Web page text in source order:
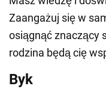
Zaangażuj się w
osiągnąć znaczący
rodzina będą cię
Byk